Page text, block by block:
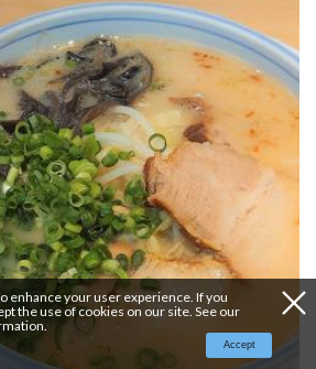
enhance your user experience. If you
the use of cookies on our site. See our
Accept